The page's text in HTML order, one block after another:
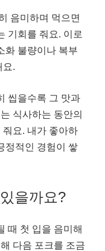
음미하며 먹으면
기회를 줘요. 이로
화 불량이나 복부
요.
씹을수록 그 맛과
식사하는 동안의
요. 내가 좋아하
정적인 경험이 쌓
을까요?
때 첫 입을 음미해
다음 포크를 조금